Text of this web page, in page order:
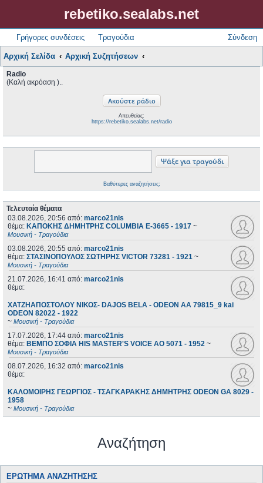
rebetiko.sealabs.net
Γρήγορες συνδέσεις Τραγούδια Σύνδεση
Αρχική Σελίδα Αρχική Συζητήσεων
Radio
(Καλή ακρόαση )..
Απευθείας:
https://rebetiko.sealabs.net/radio
Βαθύτερες αναζητήσεις;
Τελευταία θέματα
03.08.2026, 20:56 από: marco21nis
θέμα: ΚΑΠΟΚΗΣ ΔΗΜΗΤΡΗΣ COLUMBIA E-3665 - 1917 ~
Μουσική - Τραγούδια
03.08.2026, 20:55 από: marco21nis
θέμα: ΣΤΑΣΙΝΟΠΟΥΛΟΣ ΣΩΤΗΡΗΣ VICTOR 73281 - 1921 ~
Μουσική - Τραγούδια
21.07.2026, 16:41 από: marco21nis
θέμα:
ΧΑΤΖΗΑΠΟΣΤΟΛΟΥ ΝΙΚΟΣ- DAJOS BELA - ODEON AA 79815_9 kai
ODEON 82022 - 1922
~ Μουσική - Τραγούδια
17.07.2026, 17:44 από: marco21nis
θέμα: ΒΕΜΠΟ ΣΟΦΙΑ HIS MASTER'S VOICE AO 5071 - 1952 ~
Μουσική - Τραγούδια
08.07.2026, 16:32 από: marco21nis
θέμα:
ΚΑΛΟΜΟΙΡΗΣ ΓΕΩΡΓΙΟΣ - ΤΣΑΓΚΑΡΑΚΗΣ ΔΗΜΗΤΡΗΣ ODEON GA 8029 -
1958
~ Μουσική - Τραγούδια
Αναζήτηση
ΕΡΏΤΗΜΑ ΑΝΑΖΉΤΗΣΗΣ